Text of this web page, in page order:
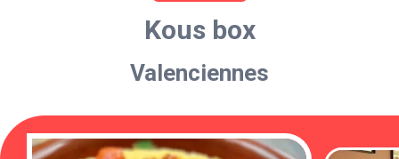
Kous box
Valenciennes